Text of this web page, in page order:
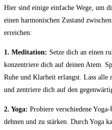
⁤Hier sind einige einfache ‌Wege,‌ um
einen harmonischen Zustand⁢
‍erreichen:
1. Meditation: Setze dich ⁢an einen
⁤konzentriere dich ⁢auf deinen Atem.
Ruhe und Klarheit erlangst. Lass alle
und zentriere dich auf den
2.⁣ Yoga: Probiere verschiedene
⁢dehnen und zu stärken. Durch Yoga